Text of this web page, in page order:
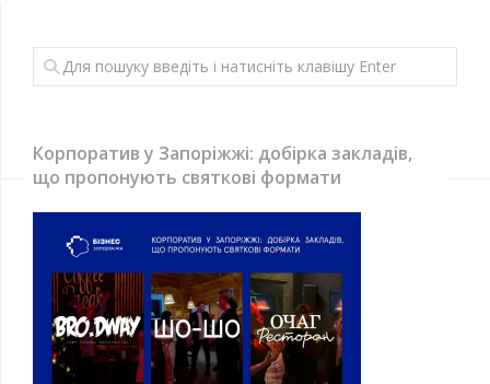
Корпоратив у Запоріжжі: добірка закладів,
що пропонують святкові формати